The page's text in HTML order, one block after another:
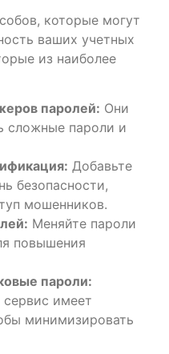
которые могут
ваших учетных
из наиболее
паролей: Они
сложные пароли и
Добавьте
безопасности,
мошенников.
Меняйте пароли
повышения
пароли:
имеет
минимизировать